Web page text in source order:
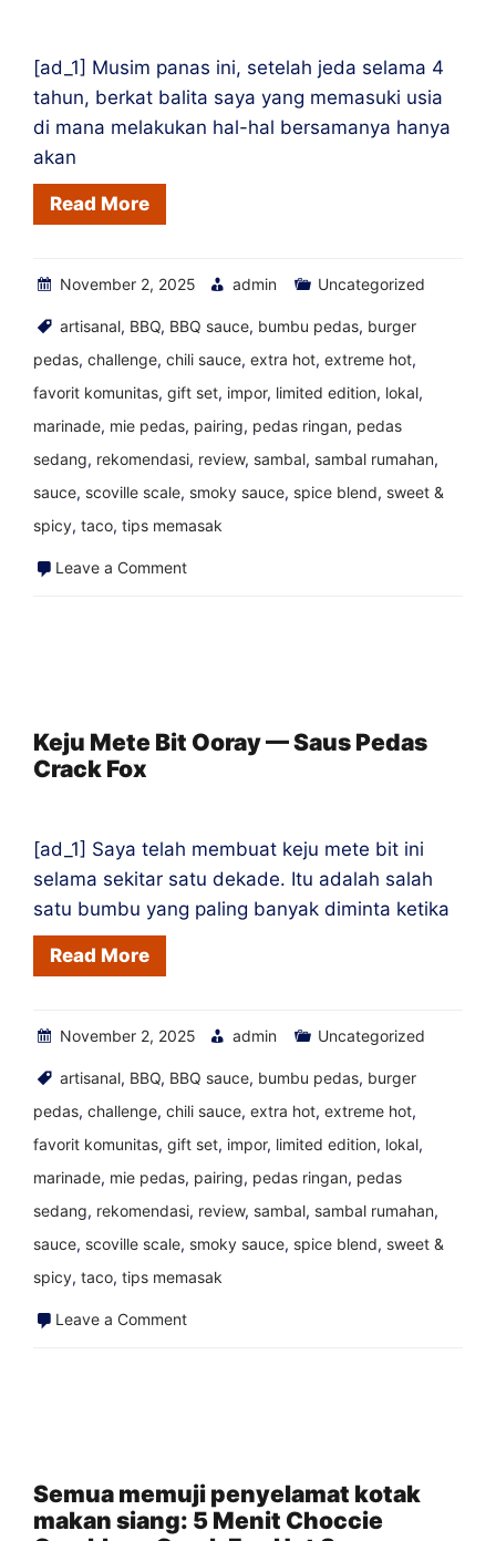
Saus
[ad_1] Musim panas ini, setelah jeda selama 4
tahun, berkat balita saya yang memasuki usia
di mana melakukan hal-hal bersamanya hanya
akan
Read More
November 2, 2025 admin Uncategorized
artisanal, BBQ, BBQ sauce, bumbu pedas, burger
pedas, challenge, chili sauce, extra hot, extreme hot,
favorit komunitas, gift set, impor, limited edition, lokal,
marinade, mie pedas, pairing, pedas ringan, pedas
sedang, rekomendasi, review, sambal, sambal rumahan,
sauce, scoville scale, smoky sauce, spice blend, sweet &
spicy, taco, tips memasak
Leave a Commenton
—
Keju Mete Bit Ooray — Saus Pedas
Crack Fox
[ad_1] Saya telah membuat keju mete bit ini
selama sekitar satu dekade. Itu adalah salah
satu bumbu yang paling banyak diminta ketika
Read More
November 2, 2025 admin Uncategorized
artisanal, BBQ, BBQ sauce, bumbu pedas, burger
pedas, challenge, chili sauce, extra hot, extreme hot,
favorit komunitas, gift set, impor, limited edition, lokal,
marinade, mie pedas, pairing, pedas ringan, pedas
sedang, rekomendasi, review, sambal, sambal rumahan,
sauce, scoville scale, smoky sauce, spice blend, sweet &
spicy, taco, tips memasak
Leave a Commenton
—
Saus
Semua memuji penyelamat kotak
makan siang: 5 Menit Choccie